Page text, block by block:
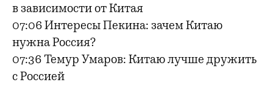
в зависимости от Китая
07:06 Интересы Пекина: зачем Китаю
нужна Россия?
07:36 Темур Умаров: Китаю лучше дружить
с Россией